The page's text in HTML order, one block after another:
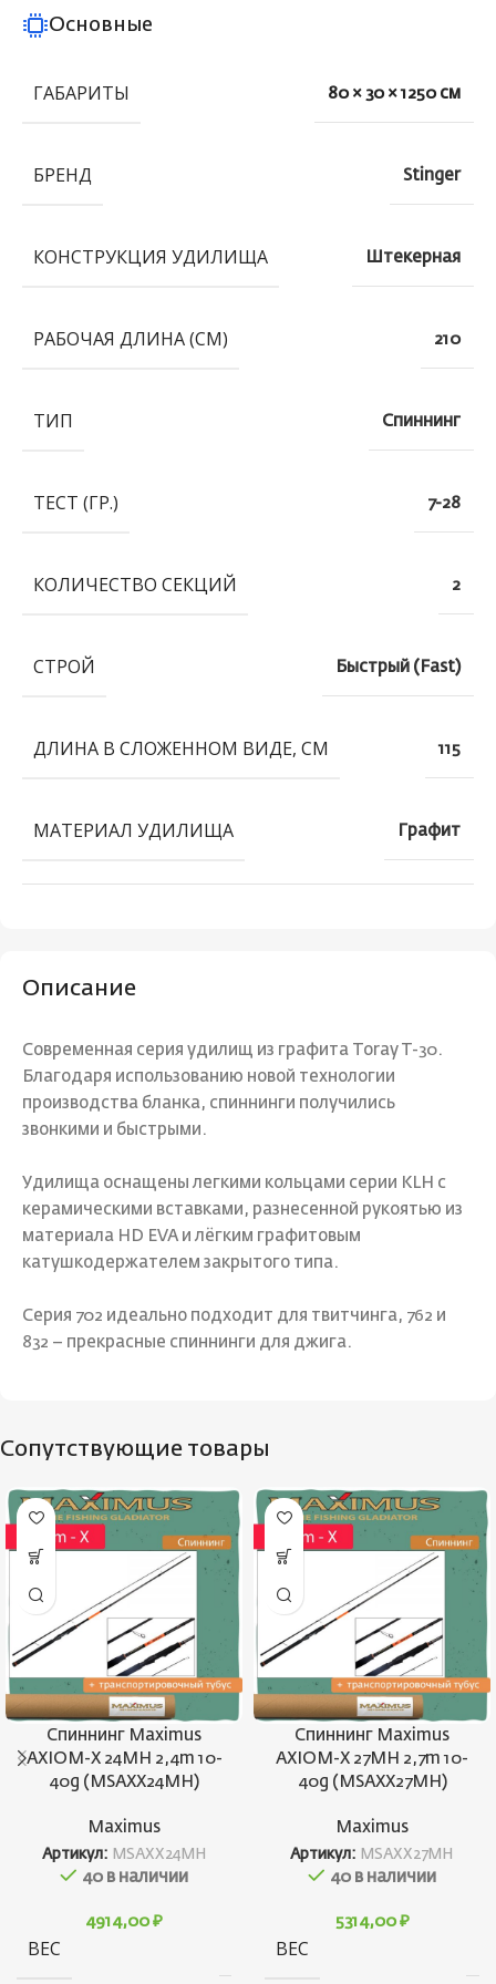
Описание
Современная серия удилищ из графита Toray T-30.
Благодаря использованию новой технологии
производства бланка, спиннинги получились
звонкими и быстрыми.
Удилища оснащены легкими кольцами серии KLH с
керамическими вставками, разнесенной рукоятью из
материала HD EVA и лёгким графитовым
катушкодержателем закрытого типа.
Серия 702 идеально подходит для твитчинга, 762 и
832 – прекрасные спиннинги для джига.
Основные
ГАБАРИТЫ 80 × 30 × 1250 см
БРЕНД Stinger
КОНСТРУКЦИЯ УДИЛИЩА Штекерная
РАБОЧАЯ ДЛИНА (СМ) 210
ТИП Спиннинг
ТЕСТ (ГР.) 7-28
КОЛИЧЕСТВО СЕКЦИЙ 2
СТРОЙ Быстрый (Fast)
ДЛИНА В СЛОЖЕННОМ ВИДЕ, СМ 115
МАТЕРИАЛ УДИЛИЩА Графит
Сопутствующие товары
Спиннинг Maximus
AXIOM-X 24MH 2,4m 10-
40g (MSAXX24MH)
Maximus
Артикул: MSAXX24MH
40 в наличии
4914,00 ₽
ВЕС
Спиннинг Maximus
AXIOM-X 27MH 2,7m 10-
40g (MSAXX27MH)
Maximus
Артикул: MSAXX27MH
40 в наличии
5314,00 ₽
ВЕС